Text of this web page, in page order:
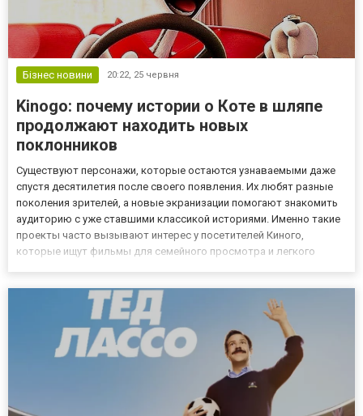
Бізнес новини 20:22, 25 червня
Kinogo: почему истории о Коте в шляпе
продолжают находить новых
поклонников
Существуют персонажи, которые остаются узнаваемыми даже
спустя десятилетия после своего появления. Их любят разные
поколения зрителей, а новые экранизации помогают знакомить
аудиторию с уже ставшими классикой историями. Именно такие
проекты часто вызывают интерес у посетителей Киного,
которые ищут фильмы для семейного просмотра и легкого